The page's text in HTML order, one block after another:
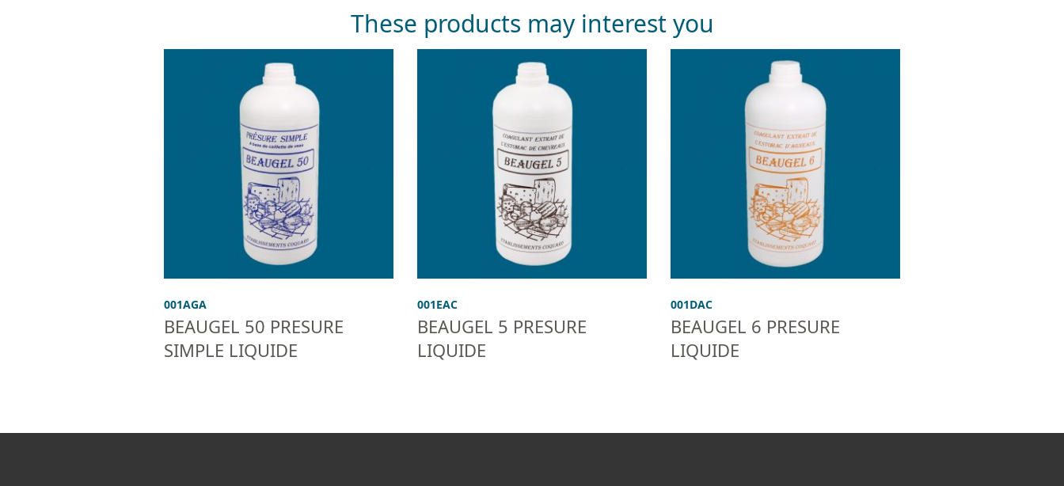
These products may interest you
001AGA
BEAUGEL 50 PRESURE
SIMPLE LIQUIDE
001EAC
BEAUGEL 5 PRESURE
LIQUIDE
001DAC
BEAUGEL 6 PRESURE
LIQUIDE